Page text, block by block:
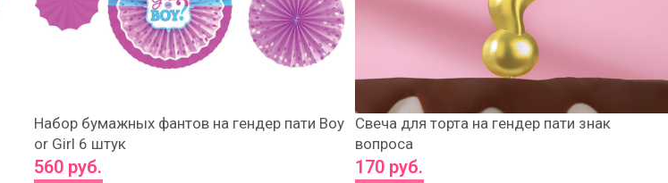
Набор бумажных фантов на гендер пати Boy
or Girl 6 штук
560руб.
Свеча для торта на гендер пати знак
вопроса
170 руб.